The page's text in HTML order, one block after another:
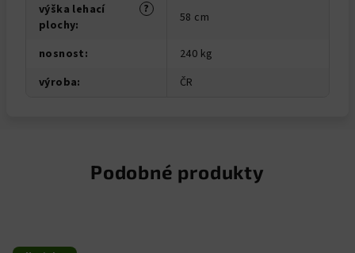
?
výška lehací
plochy: 58 cm
nosnost:
240 kg
výroba: ČR
Podobné produkty